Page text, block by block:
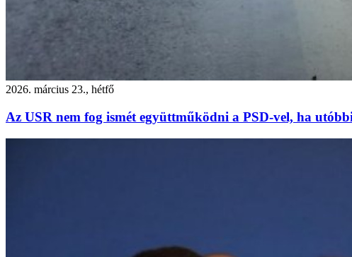
2026. március 23., hétfő
Az USR nem fog ismét együttműködni a PSD-vel, ha